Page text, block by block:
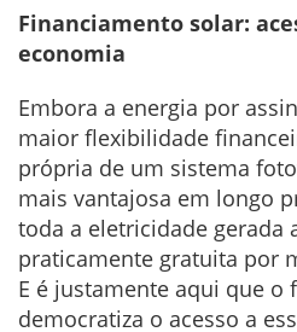
Financiamento solar:
economia
Embora a energia por
maior flexibilidade
própria de um sistema
mais vantajosa em longo
toda a eletricidade gerada
praticamente gratuita por
E é justamente aqui que
democratiza o acesso a